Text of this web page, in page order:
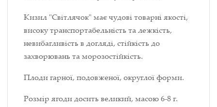
Кизил "Світлячок" має чудові товарні якості,
високу транспортабельність та лежкість,
невибагливість в догляді, стійкість до
захворювань та морозостійкість.
Плоди гарної, подовженої, округлої форми.
Розмір ягоди досить великий, масою 6-8 г.